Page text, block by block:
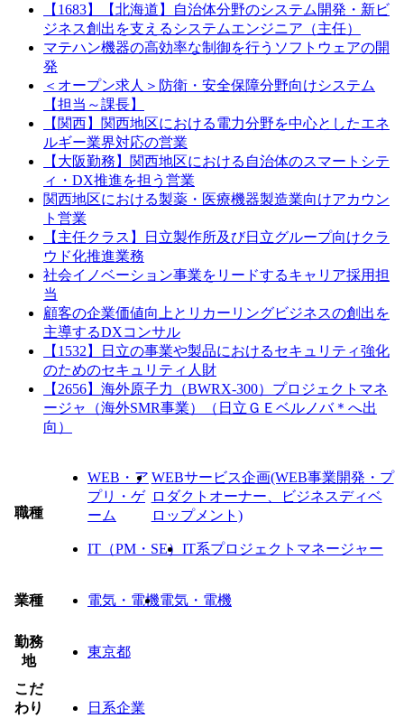
【1683】【北海道】自治体分野のシステム開発・新ビ
ジネス創出を支えるシステムエンジニア（主任）
マテハン機器の高効率な制御を行うソフトウェアの開
発
＜オープン求人＞防衛・安全保障分野向けシステム
【担当～課長】
【関西】関西地区における電力分野を中心としたエネ
ルギー業界対応の営業
【大阪勤務】関西地区における自治体のスマートシテ
ィ・DX推進を担う営業
関西地区における製薬・医療機器製造業向けアカウン
ト営業
【主任クラス】日立製作所及び日立グループ向けクラ
ウド化推進業務
社会イノベーション事業をリードするキャリア採用担
当
顧客の企業価値向上とリカーリングビジネスの創出を
主導するDXコンサル
【1532】日立の事業や製品におけるセキュリティ強化
のためのセキュリティ人財
【2656】海外原子力（BWRX-300）プロジェクトマネ
ージャ（海外SMR事業）（日立ＧＥベルノバ＊へ出
向）
職種
WEB・ア
プリ・ゲ
ーム
WEBサービス企画(WEB事業開発・プ
ロダクトオーナー、ビジネスディベ
ロップメント)
IT（PM・SE） IT系プロジェクトマネージャー
業種 電気・電機電気・電機
勤務
地
東京都
こだ
わり
日系企業